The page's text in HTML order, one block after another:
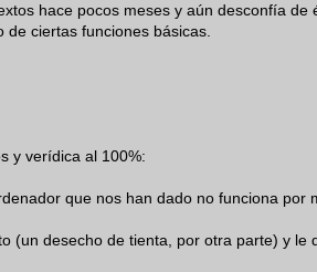
hace pocos meses y aún desconfía
de ciertas funciones básicas.
y verídica al 100%:
que nos han dado no funciona por
(un desecho de tienta, por otra parte) y le